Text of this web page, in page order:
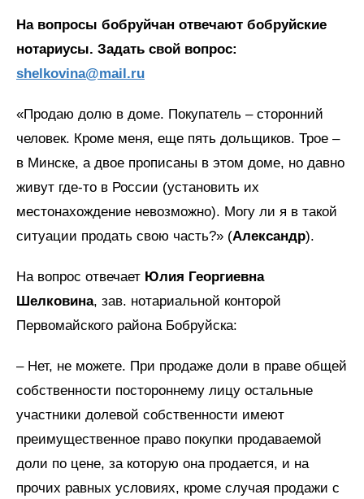
На вопросы бобруйчан отвечают бобруйские
нотариусы. Задать свой вопрос:
shelkovina@mail.ru
«Продаю долю в доме. Покупатель – сторонний
человек. Кроме меня, еще пять дольщиков. Трое –
в Минске, а двое прописаны в этом доме, но давно
живут где-то в России (установить их
местонахождение невозможно). Могу ли я в такой
ситуации продать свою часть?» (Александр).
На вопрос отвечает Юлия Георгиевна
Шелковина, зав. нотариальной конторой
Первомайского района Бобруйска:
– Нет, не можете. При продаже доли в праве общей
собственности постороннему лицу остальные
участники долевой собственности имеют
преимущественное право покупки продаваемой
доли по цене, за которую она продается, и на
прочих равных условиях, кроме случая продажи с